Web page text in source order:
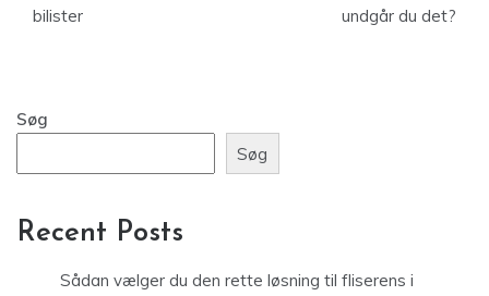
bilister
undgår du det?
Søg
Søg
Recent Posts
Sådan vælger du den rette løsning til fliserens i